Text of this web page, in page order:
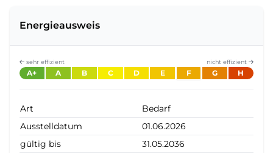
Energieausweis
sehr effizient nicht effizient
A+ A B C D E F G H
Art
Bedarf
Ausstelldatum
01.06.2026
gültig bis
31.05.2036